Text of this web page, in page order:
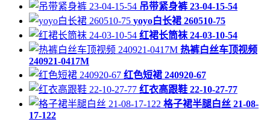
吊带紧身裤 23-04-15-54
yoyo白长裙 260510-75
红裙长筒袜 24-03-10-54
热裤白丝车顶视频
240921-0417M
红色短裙 240920-67
红衣高跟鞋 22-10-27-77
格子裙半腿白丝 21-08-
17-122